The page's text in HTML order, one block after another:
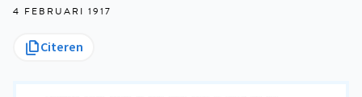
4 FEBRUARI 1917
Citeren